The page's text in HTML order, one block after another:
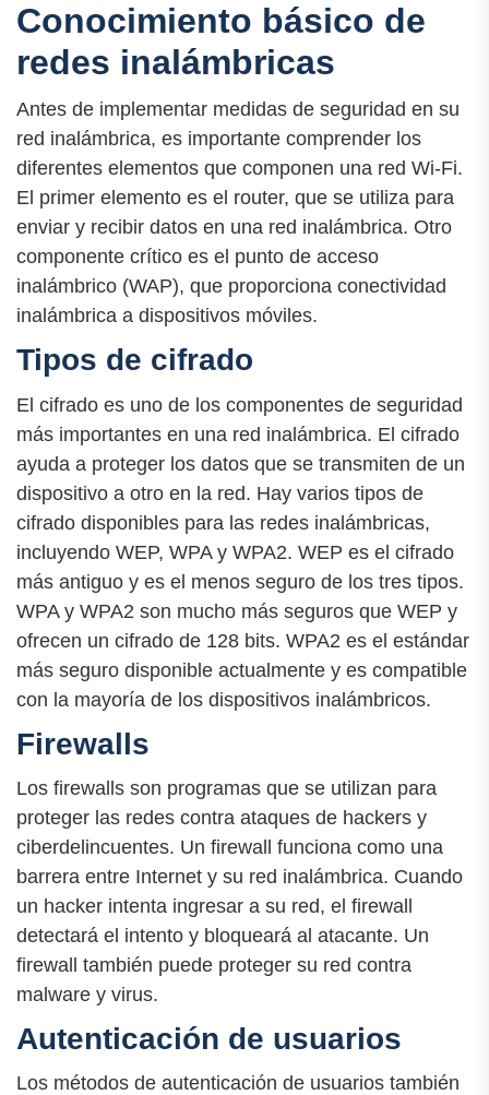
Conocimiento básico de
redes inalámbricas
Antes de implementar medidas de seguridad en su
red inalámbrica, es importante comprender los
diferentes elementos que componen una red Wi-Fi.
El primer elemento es el router, que se utiliza para
enviar y recibir datos en una red inalámbrica. Otro
componente crítico es el punto de acceso
inalámbrico (WAP), que proporciona conectividad
inalámbrica a dispositivos móviles.
Tipos de cifrado
El cifrado es uno de los componentes de seguridad
más importantes en una red inalámbrica. El cifrado
ayuda a proteger los datos que se transmiten de un
dispositivo a otro en la red. Hay varios tipos de
cifrado disponibles para las redes inalámbricas,
incluyendo WEP, WPA y WPA2. WEP es el cifrado
más antiguo y es el menos seguro de los tres tipos.
WPA y WPA2 son mucho más seguros que WEP y
ofrecen un cifrado de 128 bits. WPA2 es el estándar
más seguro disponible actualmente y es compatible
con la mayoría de los dispositivos inalámbricos.
Firewalls
Los firewalls son programas que se utilizan para
proteger las redes contra ataques de hackers y
ciberdelincuentes. Un firewall funciona como una
barrera entre Internet y su red inalámbrica. Cuando
un hacker intenta ingresar a su red, el firewall
detectará el intento y bloqueará al atacante. Un
firewall también puede proteger su red contra
malware y virus.
Autenticación de usuarios
Los métodos de autenticación de usuarios también